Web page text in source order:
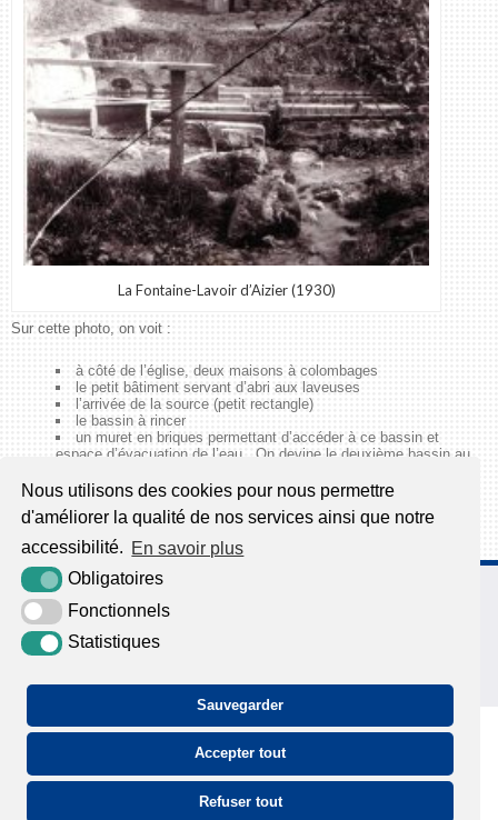
Nous utilisons des cookies pour nous permettre
d'améliorer la qualité de nos services ainsi que notre
accessibilité. En savoir plus
Obligatoires
Fonctionnels
Statistiques
Sauvegarder
Accepter tout
Refuser tout
La Fontaine-Lavoir d’Aizier (1930)
Sur cette photo, on voit :
à côté de l’église, deux maisons à colombages
le petit bâtiment servant d’abri aux laveuses
l’arrivée de la source (petit rectangle)
le bassin à rincer
un muret en briques permettant d’accéder à ce bassin et
espace d’évacuation de l’eau. On devine le deuxième bassin au
au premier plan : un tréteau pour y poser le linge.